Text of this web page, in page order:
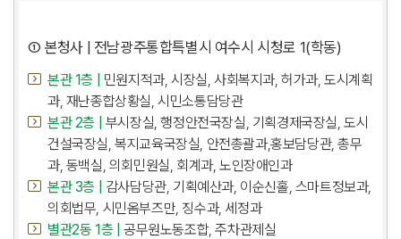
① 본청사 | 전남광주통합특별시 여수시 시청로 1(학동)
본관 1층 |
민원지적과, 시장실, 사회복지과, 허가과, 도시계획
과, 재난종합상황실, 시민소통담당관
본관 2층 |
부시장실, 행정안전국장실, 기획경제국장실, 도시
건설국장실, 복지교육국장실, 안전총괄과,홍보담당관, 총무
과, 동백실, 의회민원실, 회계과, 노인장애인과
본관 3층 |
감사담당관, 기획예산과, 이순신홀, 스마트정보과,
의회법무, 시민옴부즈만, 징수과, 세정과
별관2동 1층 |
공무원노동조합, 주차관제실